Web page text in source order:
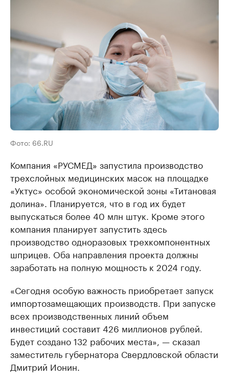
Фото: 66.RU
Компания «РУСМЕД» запустила производство
трехслойных медицинских масок на площадке
«Уктус» особой экономической зоны «Титановая
долина». Планируется, что в год их будет
выпускаться более 40 млн штук. Кроме этого
компания планирует запустить здесь
производство одноразовых трехкомпонентных
шприцев. Оба направления проекта должны
заработать на полную мощность к 2024 году.
«Сегодня особую важность приобретает запуск
импортозамещающих производств. При запуске
всех производственных линий объем
инвестиций составит 426 миллионов рублей.
Будет создано 132 рабочих места», — сказал
заместитель губернатора Свердловской области
Дмитрий Ионин.